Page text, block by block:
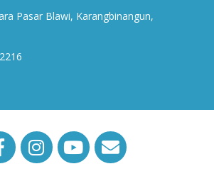
Pasar Blawi, Karangbinangun,